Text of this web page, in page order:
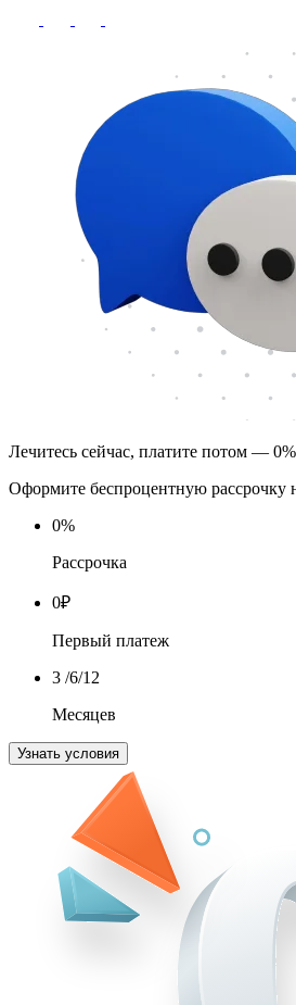
Лечитесь сейчас, платите потом — 0%
Оформите беспроцентную рассрочку
0%
Рассрочка
0₽
Первый платеж
3 /6/12
Месяцев
Узнать условия